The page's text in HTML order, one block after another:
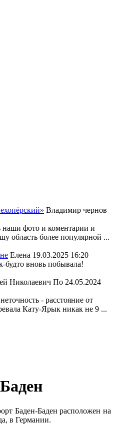
Владимир чернов
наши фото и коментарии и
область более популярной ...
Елена 19.03.2025 16:20
будто вновь побывала!
Николаевич По 24.05.2024
- расстояние от
Кату-Ярык никак не 9 ...
Баден-Баден расположен на
в Германии.